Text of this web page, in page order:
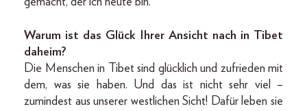
Warum ist das Glück Ihrer Ansicht nach in Tibet
daheim?
Die Menschen in Tibet sind glücklich und zufrieden mit
dem, was sie haben. Und das ist nicht sehr viel –
zumindest aus unserer westlichen Sicht! Dafür leben sie